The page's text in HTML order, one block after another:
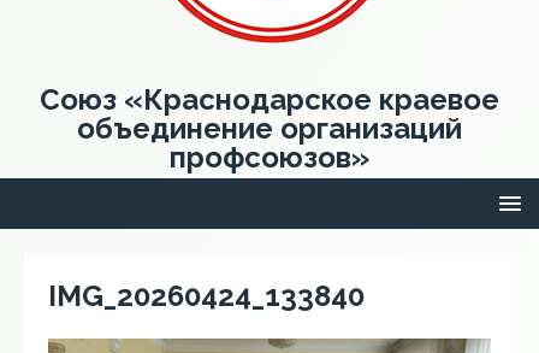
Союз «Краснодарское краевое
объединение организаций
профсоюзов»
IMG_20260424_133840